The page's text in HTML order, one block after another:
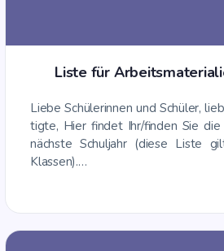
Lis­te für
Lie­be Schü­le­rin­nen und Schü­ler,
tig­te, Hier fin­det Ihr/finden Sie
nächs­te Schul­jahr (die­se Lis­te
Klassen).…